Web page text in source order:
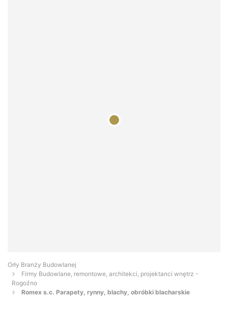
Orły Branży Budowlanej
Firmy Budowlane, remontowe, architekci, projektanci wnętrz -
Rogoźno
Romex s.c. Parapety, rynny, blachy, obróbki blacharskie